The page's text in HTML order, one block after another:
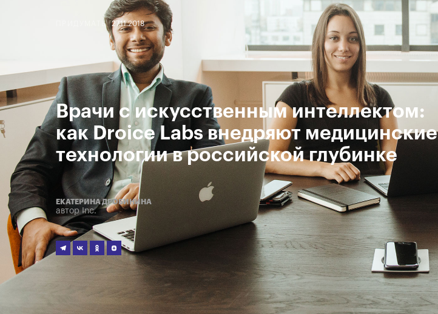
ПРИДУМАТЬ 27.11.2018
Врачи с искусственным интеллектом:
как Droice Labs внедряют медицинские
технологии в российской глубинке
ЕКАТЕРИНА ДРОБИНИНА
автор Inc.